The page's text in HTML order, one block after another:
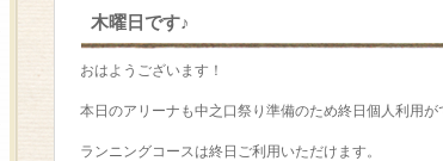
木曜日です♪
おはようございます！
本日のアリーナも中之口祭り準備のため終日個人利用が
ランニングコースは終日ご利用いただけます。